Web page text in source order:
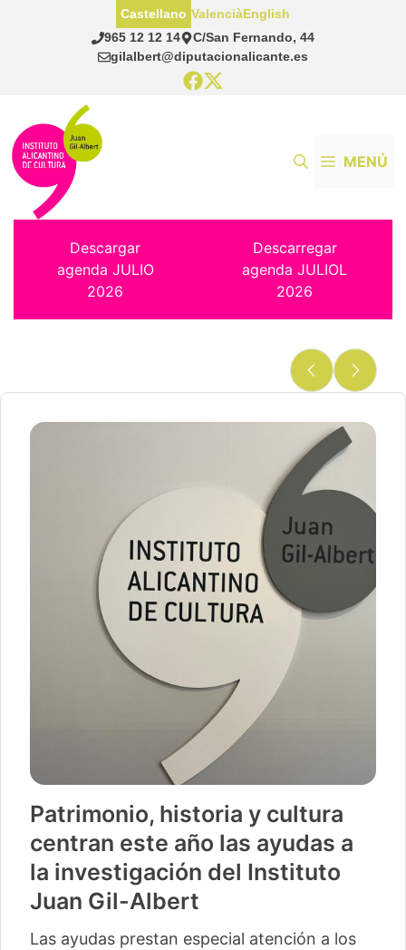
965 12 12 14
C/San Fernando, 44
gilalbert@diputacionalicante.es
Castellano ValenciàEnglish
MENÚ
Descargar
agenda JULIO
2026
Descarregar
agenda JULIOL
2026
Patrimonio, historia y cultura
centran este año las ayudas a
la investigación del Instituto
Juan Gil-Albert
Las ayudas prestan especial atención a los